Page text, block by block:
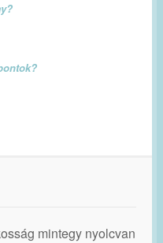
mintegy nyolcvan